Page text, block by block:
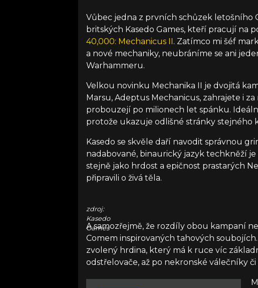
Vůbec jedna z prvních schůzek letošního
britských Kasedo Games, kteří pracují na
40,000: Mechanicus II . Zatímco mi šéf
a nové mechaniky, neubráníme se ani
Warhammeru.
Velkou novinku Mechanika II je dvojitá
Marsu, Adeptus Mechanicus, zahrajete i
probouzejí po milionech let spánku.
protože ukazuje odlišné stránky stejného
Kasedo se skvěle daří navodit správnou
nadabované, binaurický jazyk techkněží
stejně jako hrdost a epičnost prastarých
připravili o živá těla.
zdroj:
Kasedo
Games
A samozřejmě, že rozdíly obou kampaní
Comem inspirovaných tahových
zvolený hrdina, který má k ruce víc
odstřelovače, až po nekronské válečníky